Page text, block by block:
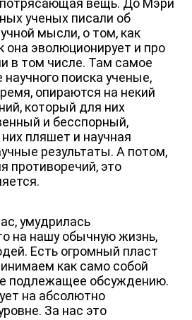
ученых писали об
мысли, о том, как
она эволюционирует и про
в том числе. Там самое
научного поиска ученые,
опираются на некий
который для них
и бесспорный,
пляшет и научная
результаты. А потом,
противоречий, это
умудрилась
на нашу обычную жизнь,
Есть огромный пласт
как само собой
подлежащее обсуждению.
на абсолютно
За нас это